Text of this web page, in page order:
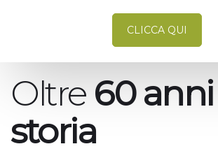
CLICCA QUI
Oltre 60 anni
storia